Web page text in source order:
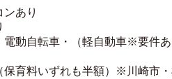
あり
電動自転車・（軽自動車※要件あ
保育料いずれも半額）※川崎市